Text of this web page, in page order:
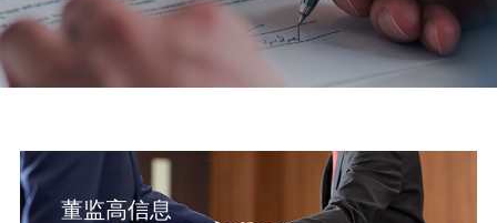
董监高信息